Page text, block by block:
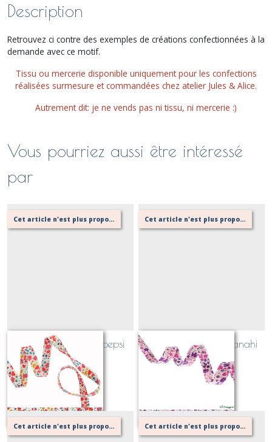
Description
Retrouvez ci contre des exemples de créations confectionnées à la
demande avec ce motif.
Tissu ou mercerie disponible uniquement pour les confections
réalisées surmesure et commandées chez atelier Jules & Alice.
Autrement dit: je ne vends pas ni tissu, ni mercerie :)
Vous pourriez aussi être intéressé
par
Cet article n'est plus proposé, retournez au menu principal ou contactez moi!
Biais Liberty Phoebe pepsi
(rouge, jaune)
Sur demande
Cet article n'est plus proposé, retournez au menu principal ou contactez moi!
Biais Liberty Phoebe anahi
(rose, violet)
Sur demande
Cet article n'est plus proposé, retournez au menu principal ou contactez moi! Cet article n'est plus proposé, retournez au menu principal ou contactez moi!